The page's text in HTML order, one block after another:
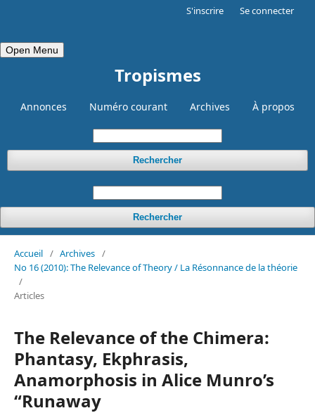
Open Menu
Tropismes
Annonces Numéro courant Archives À propos
Rechercher
S'inscrire Se connecter
Rechercher
Accueil / Archives /
No 16 (2010): The Relevance of Theory / La Résonnance de la théorie
/
Articles
The Relevance of the Chimera:
Phantasy, Ekphrasis,
Anamorphosis in Alice Munro’s
“Runaway